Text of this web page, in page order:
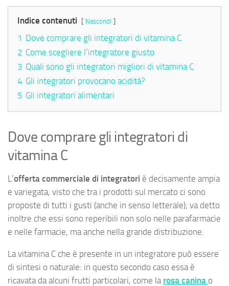
Indice contenuti Nascondi
1 Dove comprare gli integratori di vitamina C
2 Come scegliere l’integratore giusto
3 Quali sono gli integratori migliori di vitamina C
4 Gli integratori provocano acidità?
5 Gli integratori alimentari
Dove comprare gli integratori di
vitamina C
L’offerta commerciale di integratori è decisamente ampia
e variegata, visto che tra i prodotti sul mercato ci sono
proposte di tutti i gusti (anche in senso letterale); va detto
inoltre che essi sono reperibili non solo nelle parafarmacie
e nelle farmacie, ma anche nella grande distribuzione.
La vitamina C che è presente in un integratore può essere
di sintesi o naturale: in questo secondo caso essa è
ricavata da alcuni frutti particolari, come la rosa canina o